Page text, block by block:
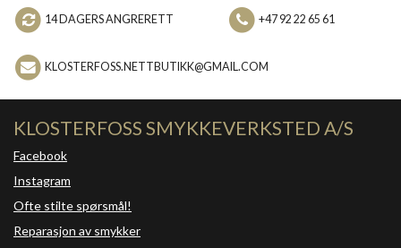
14 DAGERS ANGRERETT +47 92 22 65 61
KLOSTERFOSS.NETTBUTIKK@GMAIL.COM
KLOSTERFOSS SMYKKEVERKSTED A/S
Facebook
Instagram
Ofte stilte spørsmål!
Reparasjon av smykker